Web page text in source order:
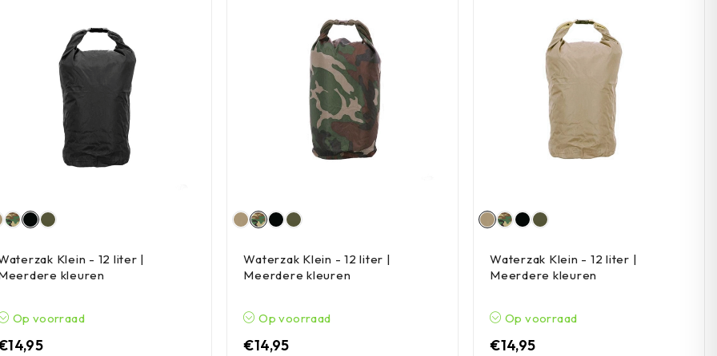
Klein - 12 liter |
kleuren
Op voorraad
14,95
Waterzak Klein - 12 liter |
Meerdere kleuren
Op voorraad
€14,95
Waterzak Klein - 12 liter |
Meerdere kleuren
Op voorraad
€14,95